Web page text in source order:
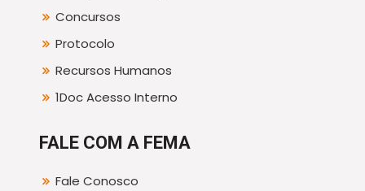
Concursos
Protocolo
Recursos Humanos
1Doc Acesso Interno
FALE COM A FEMA
Fale Conosco